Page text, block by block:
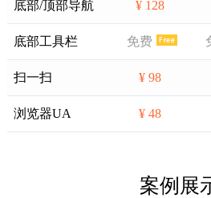
底部/顶部导航 ¥ 128
底部工具栏 免费
扫一扫 ¥ 98
浏览器UA ¥ 48
案例展